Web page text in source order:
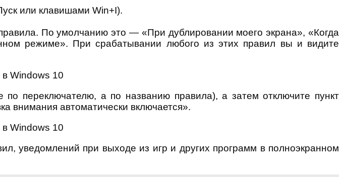
или клавишами Win+I).
По умолчанию это — «При дублировании моего экрана», «Когда
режиме». При срабатывании любого из этих правил вы и видите
переключателю, а по названию правила), а затем отключите пункт
внимания автоматически включается».
уведомлений при выходе из игр и других программ в полноэкранном